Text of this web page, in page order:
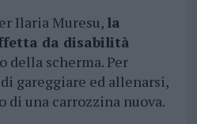
Ilaria Muresu, la
da disabilità
della scherma. Per
gareggiare ed allenarsi,
di una carrozzina nuova.